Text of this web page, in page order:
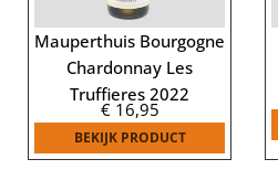
Mauperthuis Bourgogne
Chardonnay Les
Truffieres 2022
€16,95
BEKIJK PRODUCT